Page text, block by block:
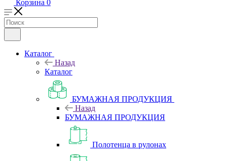
Корзина 0
Каталог
Назад
Каталог
БУМАЖНАЯ ПРОДУКЦИЯ
Назад
БУМАЖНАЯ ПРОДУКЦИЯ
Полотенца в рулонах